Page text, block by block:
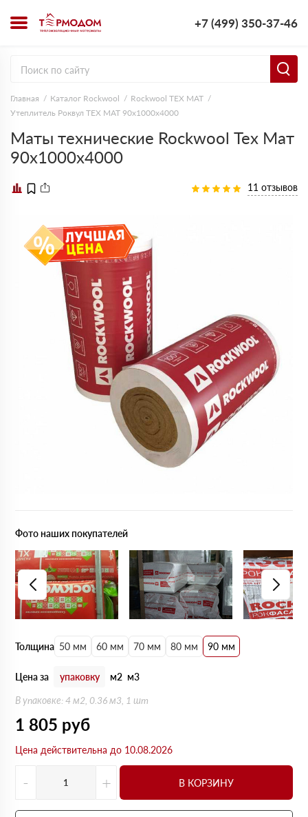
+7 (499) 350-37-46
Главная Каталог Rockwool
Rockwool ТЕХ МАТ
Утеплитель Роквул ТЕХ МАТ 90х1000х4000
Маты технические Rockwool Тех Мат
90х1000х4000
11 отзывов
Толщина 50 мм 60 мм 70 мм 80 мм 90 мм
Цена за упаковку м2 м3
В упаковке: 4 м2, 0.36 м3, 1 шт
1 805 руб
Цена действительна до 10.08.2026
- + В КОРЗИНУ
Фото наших покупателей